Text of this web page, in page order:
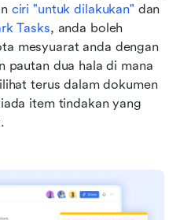
ciri "untuk dilakukan" dan
Tasks, anda boleh
mesyuarat anda dengan
pautan dua hala di mana
terus dalam dokumen
item tindakan yang